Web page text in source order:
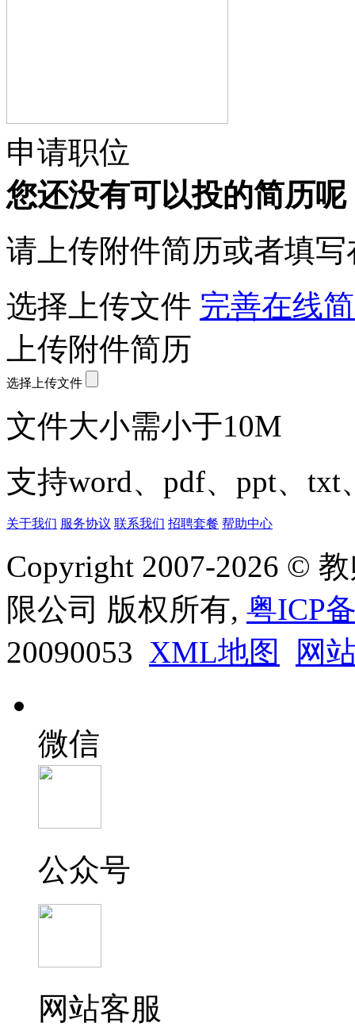
申请职位
您还没有可以投的简历呢
请上传附件简历或者填
选择上传文件 完善在线
上传附件简历
选择上传文件
文件大小需小于10M
支持word、pdf、ppt、txt
关于我们 服务协议 联系我们 招聘套餐 帮助中心
Copyright 2007-2026 ©
限公司 版权所有, 粤ICP
20090053 XML地图 网
微信
公众号
网站客服